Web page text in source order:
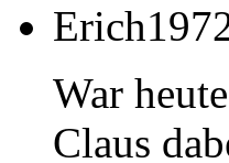
War
Claus